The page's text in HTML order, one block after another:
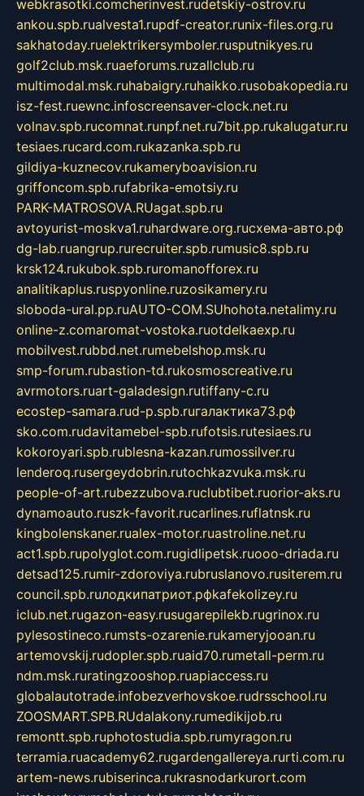
webkrasotki.comcherinvest.rudetskiy-ostrov.ru
ankou.spb.rualvesta1.rupdf-creator.runix-files.org.ru
sakhatoday.ruelektrikersymboler.rusputnikyes.ru
golf2club.msk.ruaeforums.ruzallclub.ru
multimodal.msk.ruhabaigry.ruhaikko.rusobakopedia.ru
isz-fest.ruewnc.infoscreensaver-clock.net.ru
volnav.spb.rucomnat.runpf.net.ru7bit.pp.rukalugatur.ru
tesiaes.rucard.com.rukazanka.spb.ru
gildiya-kuznecov.rukameryboavision.ru
griffoncom.spb.rufabrika-emotsiy.ru
PARK-MATROSOVA.RUagat.spb.ru
avtoyurist-moskva1.ruhardware.org.ruсхема-авто.рф
dg-lab.ruangrup.rurecruiter.spb.rumusic8.spb.ru
krsk124.rukubok.spb.ruromanofforex.ru
analitikaplus.ruspyonline.ruzosikamery.ru
sloboda-ural.pp.ruAUTO-COM.SUhohota.netalimy.ru
online-z.comaromat-vostoka.ruotdelkaexp.ru
mobilvest.rubbd.net.rumebelshop.msk.ru
smp-forum.rubastion-td.rukosmoscreative.ru
avrmotors.ruart-galadesign.rutiffany-c.ru
ecostep-samara.rud-p.spb.ruгалактика73.рф
sko.com.rudavitamebel-spb.rufotsis.rutesiaes.ru
kokoroyari.spb.rublesna-kazan.rumossilver.ru
lenderoq.rusergeydobrin.rutochkazvuka.msk.ru
people-of-art.rubezzubova.ruclubtibet.ruorior-aks.ru
dynamoauto.ruszk-favorit.rucarlines.ruflatnsk.ru
kingbolenskaner.rualex-motor.ruastroline.net.ru
act1.spb.rupolyglot.com.rugidlipetsk.ruooo-driada.ru
detsad125.rumir-zdoroviya.rubruslanovo.rusiterem.ru
council.spb.ruлодкипатриот.рфkafekolizey.ru
iclub.net.rugazon-easy.rusugarepilekb.rugrinox.ru
pylesostineco.rumsts-ozarenie.rukameryjooan.ru
artemovskij.rudopler.spb.ruaid70.rumetall-perm.ru
ndm.msk.ruratingzooshop.ruapiaccess.ru
globalautotrade.infobezverhovskoe.rudrsschool.ru
ZOOSMART.SPB.RUdalakony.rumedikijob.ru
remontt.spb.ruphotostudia.spb.rumyragon.ru
terramia.ruacademy62.rugardengallereya.rurti.com.ru
artem-news.rubiserinca.rukrasnodarkurort.com